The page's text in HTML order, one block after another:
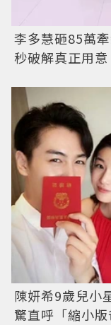
李多慧砸85萬
秒破解真正用意
陳妍希9歲兒小
驚直呼「縮小版